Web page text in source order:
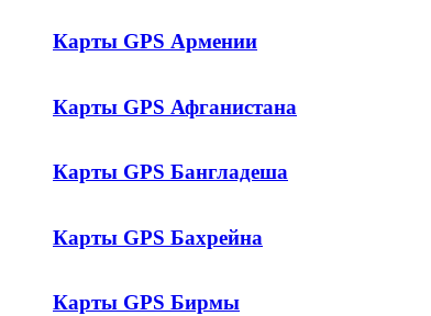
Карты GPS Армении
Карты GPS Афганистана
Карты GPS Бангладеша
Карты GPS Бахрейна
Карты GPS Бирмы